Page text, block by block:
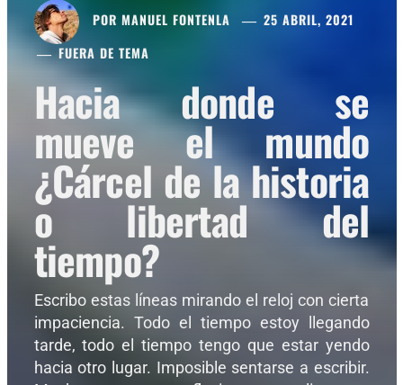
POR MANUEL FONTENLA
25 ABRIL, 2021
FUERA DE TEMA
Hacia donde se
mueve el mundo
¿Cárcel de la historia
o libertad del
tiempo?
Escribo estas líneas mirando el reloj con cierta
impaciencia. Todo el tiempo estoy llegando
tarde, todo el tiempo tengo que estar yendo
hacia otro lugar. Imposible sentarse a escribir.